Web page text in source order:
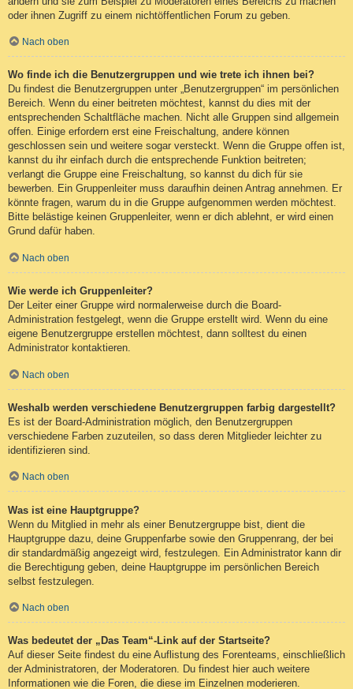
oder ihnen Zugriff zu einem nichtöffentlichen Forum zu geben.
Nach oben
Wo finde ich die Benutzergruppen und wie trete ich ihnen bei?
Du findest die Benutzergruppen unter „Benutzergruppen“ im persönlichen
Bereich. Wenn du einer beitreten möchtest, kannst du dies mit der
entsprechenden Schaltfläche machen. Nicht alle Gruppen sind allgemein
offen. Einige erfordern erst eine Freischaltung, andere können
geschlossen sein und weitere sogar versteckt. Wenn die Gruppe offen ist,
kannst du ihr einfach durch die entsprechende Funktion beitreten;
verlangt die Gruppe eine Freischaltung, so kannst du dich für sie
bewerben. Ein Gruppenleiter muss daraufhin deinen Antrag annehmen. Er
könnte fragen, warum du in die Gruppe aufgenommen werden möchtest.
Bitte belästige keinen Gruppenleiter, wenn er dich ablehnt, er wird einen
Grund dafür haben.
Nach oben
Wie werde ich Gruppenleiter?
Der Leiter einer Gruppe wird normalerweise durch die Board-
Administration festgelegt, wenn die Gruppe erstellt wird. Wenn du eine
eigene Benutzergruppe erstellen möchtest, dann solltest du einen
Administrator kontaktieren.
Nach oben
Weshalb werden verschiedene Benutzergruppen farbig dargestellt?
Es ist der Board-Administration möglich, den Benutzergruppen
verschiedene Farben zuzuteilen, so dass deren Mitglieder leichter zu
identifizieren sind.
Nach oben
Was ist eine Hauptgruppe?
Wenn du Mitglied in mehr als einer Benutzergruppe bist, dient die
Hauptgruppe dazu, deine Gruppenfarbe sowie den Gruppenrang, der bei
dir standardmäßig angezeigt wird, festzulegen. Ein Administrator kann dir
die Berechtigung geben, deine Hauptgruppe im persönlichen Bereich
selbst festzulegen.
Nach oben
Was bedeutet der „Das Team“-Link auf der Startseite?
Auf dieser Seite findest du eine Auflistung des Forenteams, einschließlich
der Administratoren, der Moderatoren. Du findest hier auch weitere
Informationen wie die Foren, die diese im Einzelnen moderieren.